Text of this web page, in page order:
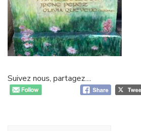
Suivez nous, partagez....